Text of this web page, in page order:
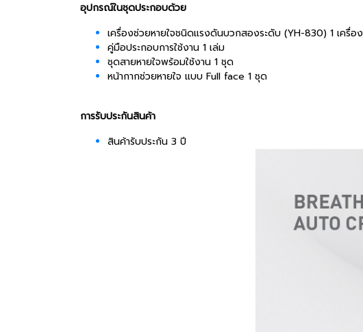
อุปกรณ์ในชุดประกอบด้วย
เครื่องช่วยหายใจชนิดแรงดันบวกสองระดับ (YH-830) 1 เครื่อง
คู่มือประกอบการใช้งาน 1 เล่ม
ชุดสายหายใจพร้อมใช้งาน 1 ชุด
หน้ากากช่วยหายใจ แบบ Full face 1 ชุด
การรับประกันสินค้า
สินค้ารับประกัน 3 ปี